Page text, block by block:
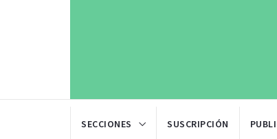
SECCIONES SUSCRIPCIÓN